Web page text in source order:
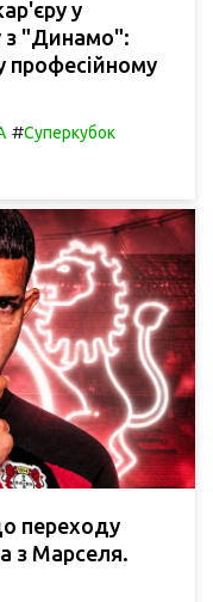
у
з "Динамо":
професійному
#Суперкубок
переходу
з Марселя.